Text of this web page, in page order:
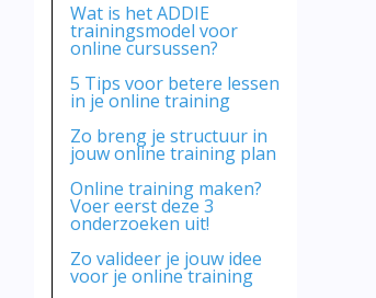
Wat is het ADDIE
trainingsmodel voor
online cursussen?
5 Tips voor betere lessen
in je online training
Zo breng je structuur in
jouw online training plan
Online training maken?
Voer eerst deze 3
onderzoeken uit!
Zo valideer je jouw idee
voor je online training